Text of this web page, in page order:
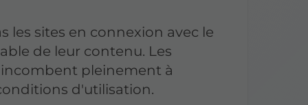
les sites en connexion avec le
de leur contenu. Les
incombent pleinement à
d'utilisation.